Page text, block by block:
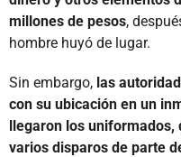
millones de pesos,
hombre huyó de lugar.
Sin embargo, las
con su ubicación en un
llegaron los uniformados,
varios disparos de parte